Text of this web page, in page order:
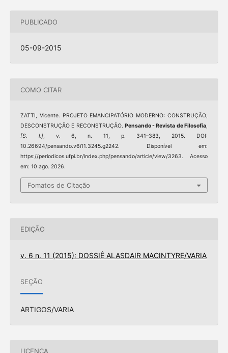
PUBLICADO
05-09-2015
COMO CITAR
ZATTI, Vicente. PROJETO EMANCIPATÓRIO MODERNO: CONSTRUÇÃO,
DESCONSTRUÇÃO E RECONSTRUÇÃO. Pensando - Revista de Filosofia,
[S. l.], v. 6, n. 11, p. 341–383, 2015. DOI:
10.26694/pensando.v6i11.3245.g2242. Disponível em:
https://periodicos.ufpi.br/index.php/pensando/article/view/3263. Acesso
em: 10 ago. 2026.
Fomatos de Citação
EDIÇÃO
v. 6 n. 11 (2015): DOSSIÊ ALASDAIR MACINTYRE/VARIA
SEÇÃO
ARTIGOS/VARIA
LICENÇA